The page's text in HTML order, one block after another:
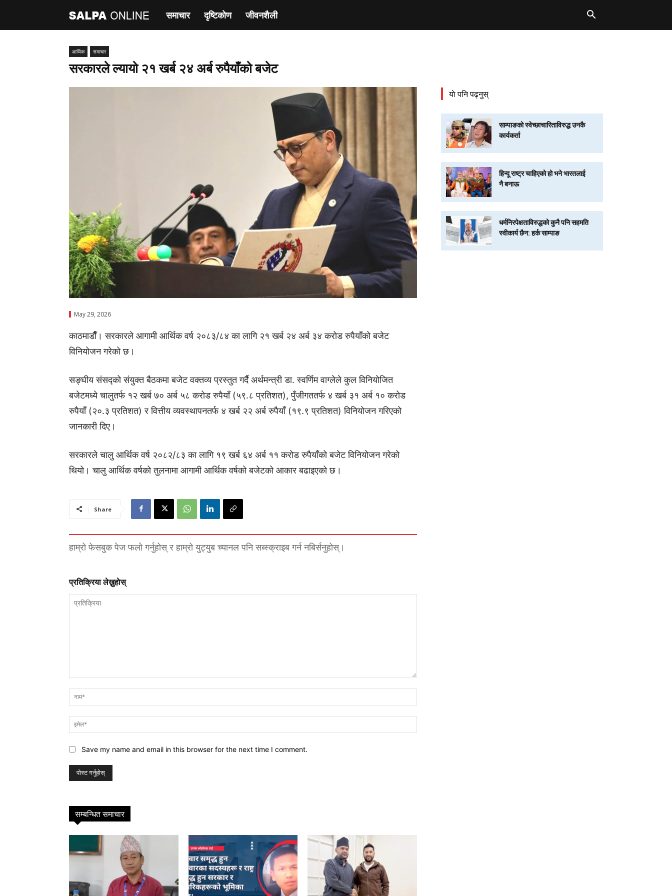
साल्पा
समाचार दृष्टिकाेण जीवनशैली
आर्थिक समाचार
सरकारले ल्यायो २१ खर्ब २४ अर्ब रुपैयाँको बजेट
May 29, 2026
काठमाडाैँ। सरकारले आगामी आर्थिक वर्ष २०८३/८४ का लागि २१ खर्ब २४ अर्ब ३४ करोड रुपैयाँको बजेट
विनियोजन गरेको छ।
सङ्घीय संसद्को संयुक्त बैठकमा बजेट वक्तव्य प्रस्तुत गर्दै अर्थमन्त्री डा. स्वर्णिम वाग्लेले कुल विनियोजित
बजेटमध्ये चालुतर्फ १२ खर्ब ७० अर्ब ५८ करोड रुपैयाँ (५९.८ प्रतिशत), पुँजीगततर्फ ४ खर्ब ३१ अर्ब १० करोड
रुपैयाँ (२०.३ प्रतिशत) र वित्तीय व्यवस्थापनतर्फ ४ खर्ब २२ अर्ब रुपैयाँ (१९.९ प्रतिशत) विनियोजन गरिएको
जानकारी दिए।
सरकारले चालु आर्थिक वर्ष २०८२/८३ का लागि १९ खर्ब ६४ अर्ब ११ करोड रुपैयाँको बजेट विनियोजन गरेको
थियो। चालु आर्थिक वर्षको तुलनामा आगामी आर्थिक वर्षको बजेटको आकार बढाइएको छ।
Share
हाम्रो फेसबुक पेज फलो गर्नुहोस् र हाम्रो युट्युब च्यानल पनि सब्स्क्राइब गर्न नबिर्सनुहोस्।
प्रतिक्रिया लेख्नुहाेस्
Save my name and email in this browser for the next time I comment.
सम्बन्धित समाचार
याे पनि पढ्नुस्
साम्पाङको स्वेच्छाचारिताविरुद्ध उनकै
कार्यकर्ता
हिन्दू राष्ट्र चाहिएको हो भने भारतलाई
नै बनाऊ
धर्मनिरपेक्षताविरुद्धको कुनै पनि सहमति
स्वीकार्य छैन: हर्क साम्पाङ